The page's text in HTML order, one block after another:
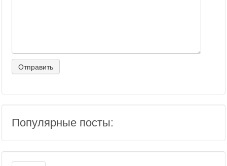
Популярные посты: